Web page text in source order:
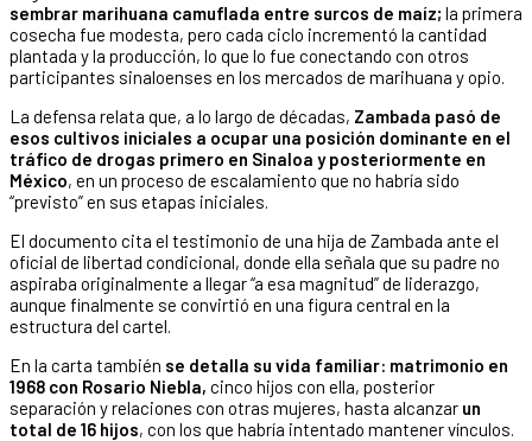
sembrar marihuana camuflada entre surcos de maíz; la primera
cosecha fue modesta, pero cada ciclo incrementó la cantidad
plantada y la producción, lo que lo fue conectando con otros
participantes sinaloenses en los mercados de marihuana y opio.
La defensa relata que, a lo largo de décadas, Zambada pasó de
esos cultivos iniciales a ocupar una posición dominante en el
tráfico de drogas primero en Sinaloa y posteriormente en
México, en un proceso de escalamiento que no habría sido
“previsto” en sus etapas iniciales.
El documento cita el testimonio de una hija de Zambada ante el
oficial de libertad condicional, donde ella señala que su padre no
aspiraba originalmente a llegar “a esa magnitud” de liderazgo,
aunque finalmente se convirtió en una figura central en la
estructura del cartel.
En la carta también se detalla su vida familiar: matrimonio en
1968 con Rosario Niebla, cinco hijos con ella, posterior
separación y relaciones con otras mujeres, hasta alcanzar un
total de 16 hijos, con los que habría intentado mantener vínculos.